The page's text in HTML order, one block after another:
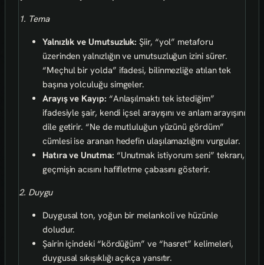
1. Tema
Yalnızlık ve Umutsuzluk: Şiir, “yol” metaforu
üzerinden yalnızlığın ve umutsuzluğun izini sürer.
“Meçhul bir yolda” ifadesi, bilinmezliğe atılan tek
başına yolculuğu simgeler.
Arayış ve Kayıp: “Anlaşılmaktı tek istediğim”
ifadesiyle şair, kendi içsel arayışını ve anlam arayışını
dile getirir. “Ne de mutluluğun yüzünü gördüm”
cümlesi ise aranan hedefin ulaşılamazlığını vurgular.
Hatıra ve Unutma: “Unutmak istiyorum seni” tekrarı,
geçmişin acısını hafifletme çabasını gösterir.
2. Duygu
Duygusal ton, yoğun bir melankoli ve hüzünle
doludur.
Şairin içindeki “kördüğüm” ve “hasret” kelimeleri,
duygusal sıkışıklığı açıkça yansıtır.